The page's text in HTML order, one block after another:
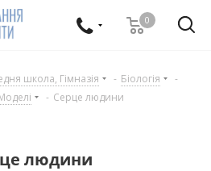
0
школа, Гімназія - Біологія
-
- Серце людини
людини